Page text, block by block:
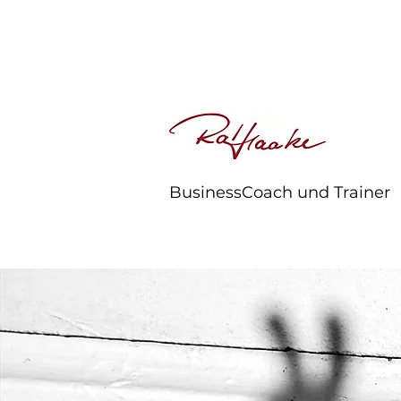
BusinessCoach und Trainer